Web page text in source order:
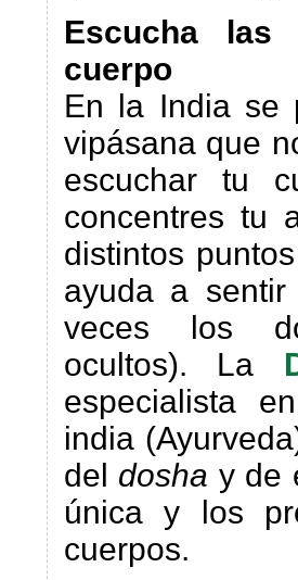
Escucha las
cuerpo
En la India se
vipásana que
escuchar tu
concentres tu
distintos
ayuda a
veces los
ocultos). La
especialista
india
del dosha y de
única y los
cuerpos.